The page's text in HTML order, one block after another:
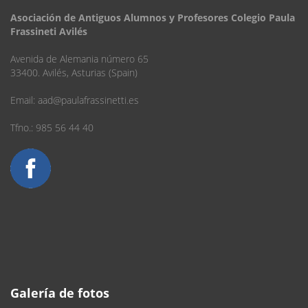
Asociación de Antiguos Alumnos y Profesores Colegio Paula
Frassineti Avilés
Avenida de Alemania número 65
33400. Avilés, Asturias (Spain)
Email: aad@paulafrassinetti.es
Tfno.: 985 56 44 40
Galería de fotos